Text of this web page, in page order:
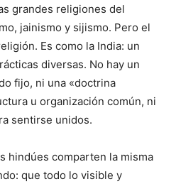
grandes religiones del
jainismo y sijismo. Pero el
Es como la India: un
diversas. No hay un
fijo, ni una «doctrina
u organización común, ni
sentirse unidos.
hindúes comparten la misma
que todo lo visible y